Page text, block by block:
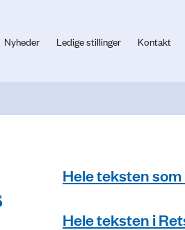
Nyheder Ledige stillinger Kontakt
Hele teksten som
Hele teksten i